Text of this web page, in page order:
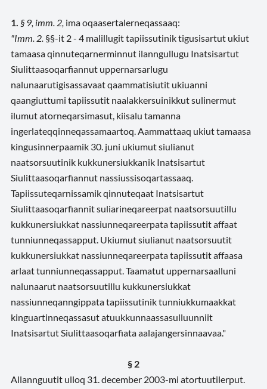
1. § 9, imm. 2, ima oqaasertalerneqassaaq:
"Imm. 2. §§-it 2 - 4 malillugit tapiissutinik tigusisartut ukiut
tamaasa qinnuteqarnerminnut ilanngullugu Inatsisartut
Siulittaasoqarfiannut uppernarsarlugu
nalunaarutigisassavaat qaammatisiutit ukiuanni
qaangiuttumi tapiissutit naalakkersuinikkut sulinermut
ilumut atorneqarsimasut, kiisalu tamanna
ingerlateqqinneqassamaartoq. Aammattaaq ukiut tamaasa
kingusinnerpaamik 30. juni ukiumut siulianut
naatsorsuutinik kukkunersiukkanik Inatsisartut
Siulittaasoqarfiannut nassiussisoqartassaaq.
Tapiissuteqarnissamik qinnuteqaat Inatsisartut
Siulittaasoqarfiannit suliarineqareerpat naatsorsuutillu
kukkunersiukkat nassiunneqareerpata tapiissutit affaat
tunniunneqassapput. Ukiumut siulianut naatsorsuutit
kukkunersiukkat nassiunneqareerpata tapiissutit affaasa
arlaat tunniunneqassapput. Taamatut uppernarsaalluni
nalunaarut naatsorsuutillu kukkunersiukkat
nassiunneqanngippata tapiissutinik tunniukkumaakkat
kinguartinneqassasut atuukkunnaassasulluunniit
Inatsisartut Siulittaasoqarfiata aalajangersinnaavaa."
§ 2
Allannguutit ulloq 31. december 2003-mi atortuutilerput.